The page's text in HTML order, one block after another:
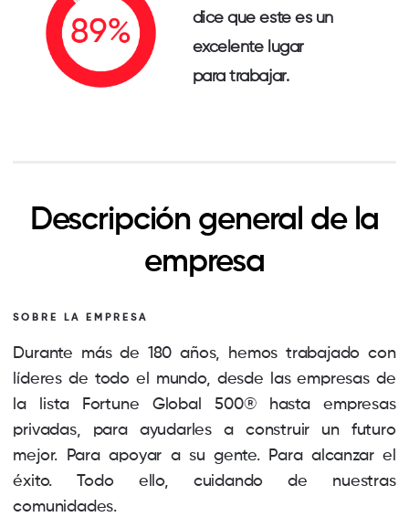
dice que este es un
excelente lugar
para trabajar.
Descripción general de la
empresa
SOBRE LA EMPRESA
Durante más de 180 años, hemos trabajado con
líderes de todo el mundo, desde las empresas de
la lista Fortune Global 500® hasta empresas
privadas, para ayudarles a construir un futuro
mejor. Para apoyar a su gente. Para alcanzar el
éxito. Todo ello, cuidando de nuestras
comunidades.